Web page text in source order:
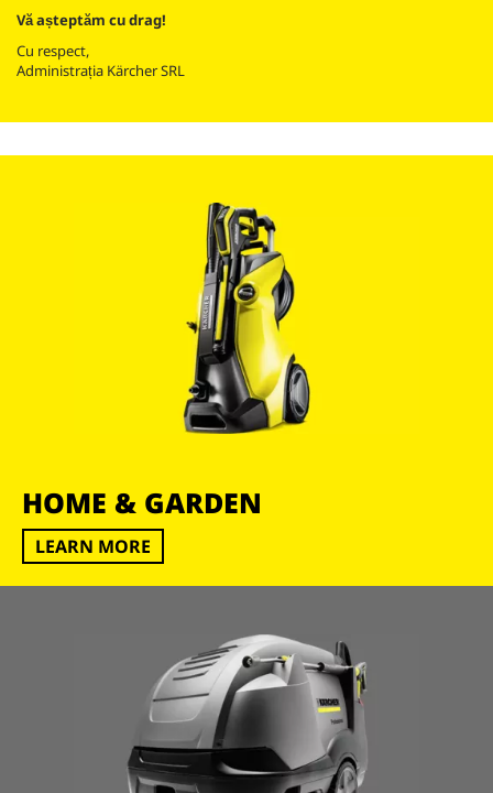
Vă așteptăm cu drag!
Cu respect,
Administrația Kärcher SRL
HOME & GARDEN
LEARN MORE